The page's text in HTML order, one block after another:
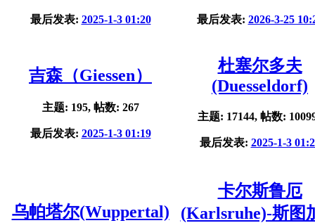
最后发表: 2025-1-3 01:20 最后发表: 2026-3-25
吉森（Giessen）
主题: 195, 帖数: 267
最后发表: 2025-1-3 01:19
杜塞尔多夫
(Duesseldorf)
主题: 17144, 帖数:
最后发表: 2025-1-3
乌帕塔尔(Wuppertal)
卡尔斯鲁厄
(Karlsruhe)-斯图